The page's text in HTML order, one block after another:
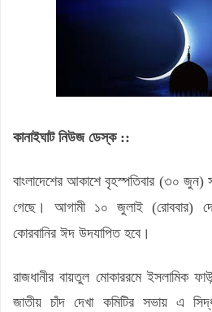
কানাইঘাট নিউজ ডেস্ক ::
বাংলাদেশের আকাশে বৃহস্পতিবার (৩০ জুন)
গেছে। আগামী ১০ জুলাই (রোববার)
কোরবানির ঈদ উদযাপিত হবে।
রাজধানীর বায়তুল মোকাররমে ইসলামিক
জাতীয় চাঁদ দেখা কমিটির সভায় এ